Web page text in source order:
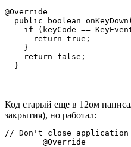
@Override
public boolean
if (keyCode ==
      return true;
    }
    return false;
  }
Код старый еще в 12ом
закрытия), но работал:
// Don't close application